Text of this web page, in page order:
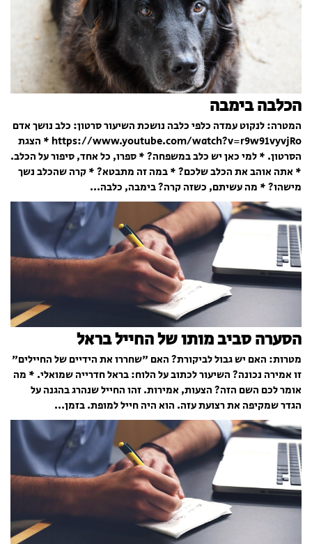
הכלבה בימבה
המטרה: לנקוט עמדה כלפי כלבה נושכת השיעור סרטון: כלב נושך אדם
https://www.youtube.com/watch?v=r9w91vyvjRo * הצגת
הסרטון. * למי כאן יש כלב במשפחה? * ספרו, כל אחד, סיפור על הכלב.
* אתה אוהב את הכלב שלכם? * במה זה מתבטא? * קרה שהכלב נשך
מישהו? * מה עשיתם, כשזה קרה? בימבה, כלבה...
הסערה סביב מותו של החייל בראל
מטרות: האם יש גבול לביקורת? האם "שחררו את הידיים של החיילים"
זו אמירה נכונה? השיעור לכתוב על הלוח: בראל חדרייה שמואלי. * מה
אומר לכם השם הזה? הצעות, אמירות. זהו החייל שנהרג בהגנה על
הגדר שמקיפה את רצועת עזה. הוא היה חייל למופת. בזמן...